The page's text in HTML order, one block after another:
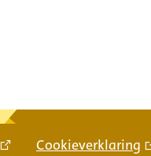
Cookieverklaring